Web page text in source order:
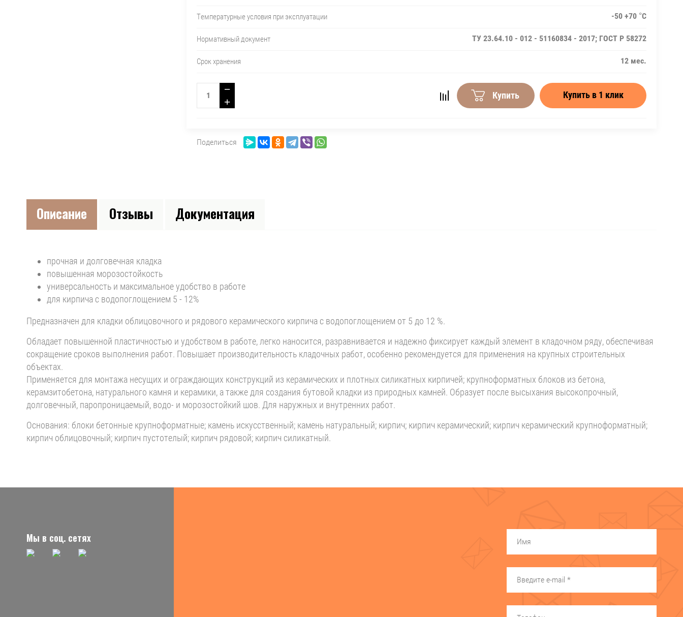
Температурные условия при эксплуатации -50 +70 °C
Нормативный документ ТУ 23.64.10 - 012 - 51160834 - 2017; ГОСТ Р 58272
Срок хранения 12 мес.
−
+
Купить Купить в 1 клик
Поделиться
Описание Отзывы Документация
прочная и долговечная кладка
повышенная морозостойкость
универсальность и максимальное удобство в работе
для кирпича с водопоглощением 5 - 12%
Предназначен для кладки облицовочного и рядового керамического кирпича с водопоглощением от 5 до 12 %.
Обладает повышенной пластичностью и удобством в работе, легко наносится, разравнивается и надежно фиксирует каждый элемент в кладочном ряду, обеспечивая
сокращение сроков выполнения работ. Повышает производительность кладочных работ, особенно рекомендуется для применения на крупных строительных
объектах.
Применяется для монтажа несущих и ограждающих конструкций из керамических и плотных силикатных кирпичей; крупноформатных блоков из бетона,
керамзитобетона, натурального камня и керамики, а также для создания бутовой кладки из природных камней. Образует после высыхания высокопрочный,
долговечный, паропроницаемый, водо- и морозостойкий шов. Для наружных и внутренних работ.
Основания: блоки бетонные крупноформатные; камень искусственный; камень натуральный; кирпич; кирпич керамический; кирпич керамический крупноформатный;
кирпич облицовочный; кирпич пустотелый; кирпич рядовой; кирпич силикатный.
Мы в соц. сетях